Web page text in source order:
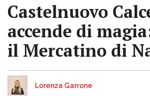
Castelnuovo
accende di
il Mercatino di
Lorenza Garrone